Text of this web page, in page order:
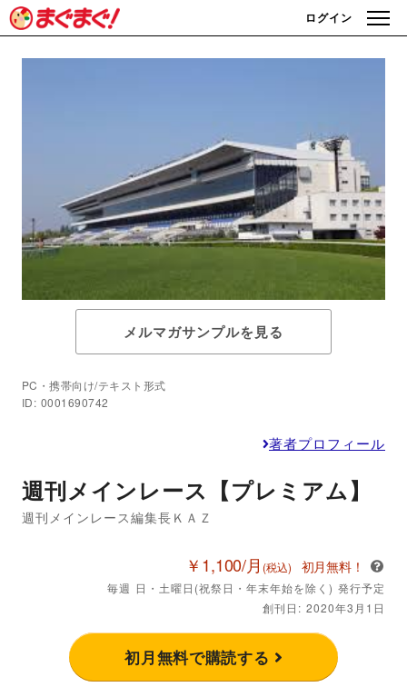
ログイン
メルマガサンプルを見る
PC・携帯向け/テキスト形式
ID: 0001690742
著者プロフィール
週刊メインレース【プレミアム】
週刊メインレース編集長ＫＡＺ
￥1,100/月 (税込) 初月無料！
毎週 日・土曜日(祝祭日・年末年始を除く) 発行予定
創刊日: 2020年3月1日
初月無料で購読する